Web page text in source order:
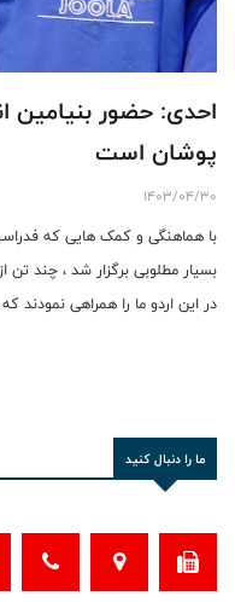
احدی: حضور بنیامین
پوشان است
1403/04/30
با هماهنگی و کمک هایی که
بسیار مطلوبی برگزار شد ، چند تن
در این اردو ما را همراهی نمودند
ما را دنبال کنید